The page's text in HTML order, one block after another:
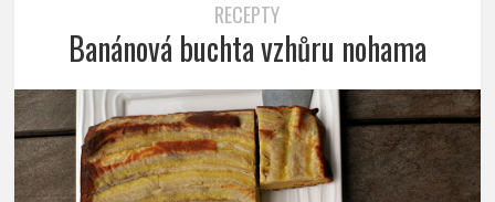
RECEPTY
Banánová buchta vzhůru nohama